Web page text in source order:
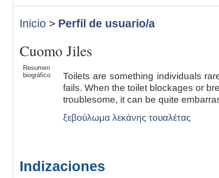
Inicio > Perfil de usuario/a
Cuomo Jiles
Resumen
biográfico
Toilets are something individuals
fails. When the toilet blockages or
troublesome, it can be quite
ξεβούλωμα λεκάνης τουαλέτας
Indizaciones